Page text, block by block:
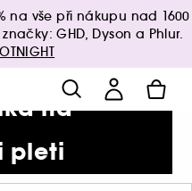
na vše při nákupu nad 1600
GHD, Dyson a Phlur.
na
pleti